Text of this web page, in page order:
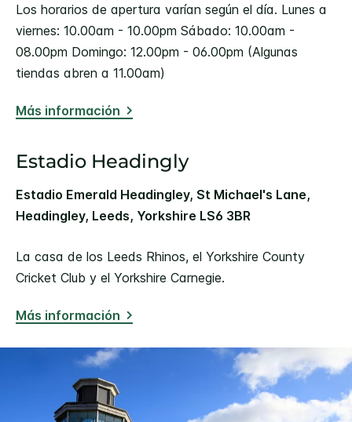
Los horarios de apertura varían según el día. Lunes a
viernes: 10.00am - 10.00pm Sábado: 10.00am -
08.00pm Domingo: 12.00pm - 06.00pm (Algunas
tiendas abren a 11.00am)
Más información
Estadio Headingly
Estadio Emerald Headingley, St Michael's Lane,
Headingley, Leeds, Yorkshire LS6 3BR
La casa de los Leeds Rhinos, el Yorkshire County
Cricket Club y el Yorkshire Carnegie.
Más información